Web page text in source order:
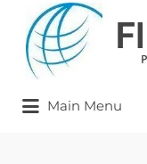
Suchen
nach:
Main Menu
nach: